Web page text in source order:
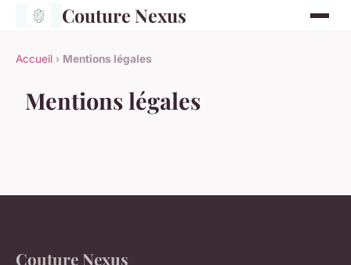
Couture Nexus
Accueil › Mentions légales
Mentions légales
Couture Nexus